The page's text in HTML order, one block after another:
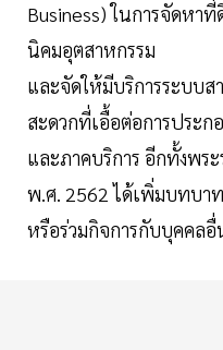
Business) ในการจัดห
นิคมอุตสาหกรรม
และจัดให้มีบริการระบบ
สะดวกที่เอื้อต่อการประก
และภาคบริการ อีกทั้งพ
พ.ศ. 2562 ได้เพิ่มบทบา
หรือร่วมกิจการกับบุคคล